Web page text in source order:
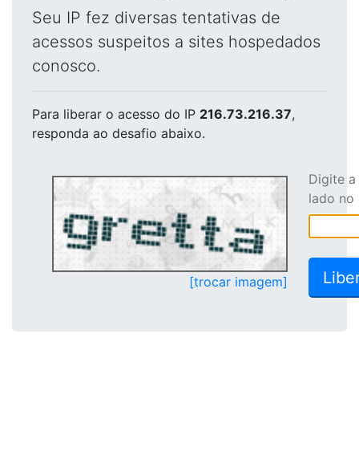
Seu IP fez diversas tentativas de
acessos suspeitos a sites hospedados
conosco.
Para liberar o acesso do IP 216.73.216.37,
responda ao desafio abaixo.
[trocar imagem]
Digite
lado no